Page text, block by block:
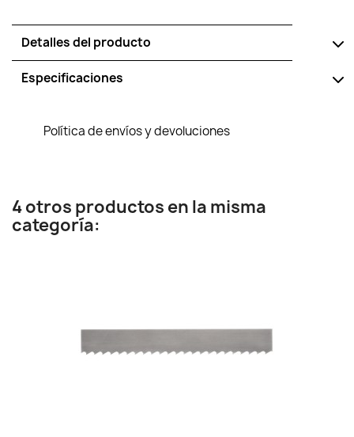
Detalles del producto
Especificaciones
Política de envíos y devoluciones
4 otros productos en la misma
categoría: